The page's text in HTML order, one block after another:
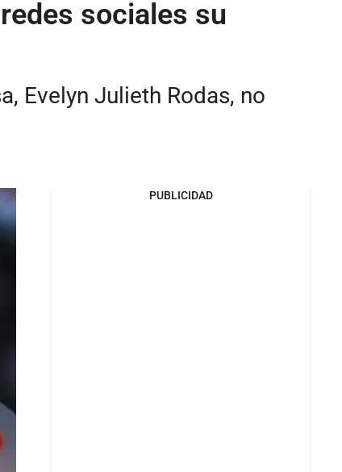
sociales su
Evelyn Julieth Rodas, no
PUBLICIDAD